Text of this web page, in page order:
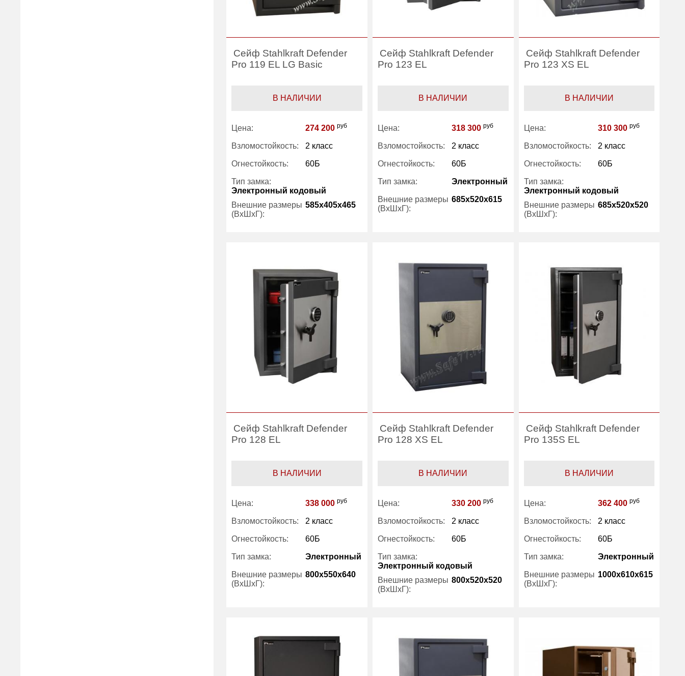
Сейф Stahlkraft Defender
Pro 119 EL LG Basic
В НАЛИЧИИ
Цена: 274 200 руб
Взломостойкость: 2 класс
Огнестойкость: 60Б
Тип замка:
Электронный кодовый
Внешние размеры
(ВхШхГ):
585x405x465
Производитель: Stahlkraft
Сейф Stahlkraft Defender
Pro 123 EL
В НАЛИЧИИ
Цена: 318 300 руб
Взломостойкость: 2 класс
Огнестойкость: 60Б
Тип замка: Электронный
Внешние размеры
(ВхШхГ):
685x520x615
Внутренний объем
Stahlkraft
Сейф Stahlkraft Defender
Pro 123 XS EL
В НАЛИЧИИ
Цена: 310 300 руб
Взломостойкость: 2 класс
Огнестойкость: 60Б
Тип замка:
Электронный кодовый
Внешние размеры
(ВхШхГ):
685x520x520
Внутренний объем
Производитель: Stahlkraft
Сейф Stahlkraft Defender
Pro 128 EL
В НАЛИЧИИ
Цена: 338 000 руб
Взломостойкость: 2 класс
Огнестойкость: 60Б
Тип замка: Электронный
Внешние размеры
(ВхШхГ):
800x550x640
Производитель:
Сейф Stahlkraft Defender
Pro 128 XS EL
В НАЛИЧИИ
Цена: 330 200 руб
Взломостойкость: 2 класс
Огнестойкость: 60Б
Тип замка:
Электронный кодовый
Внешние размеры
(ВхШхГ):
800x520x520
Вес (кг) : 250
Сейф Stahlkraft Defender
Pro 135S EL
В НАЛИЧИИ
Цена: 362 400 руб
Взломостойкость: 2 класс
Огнестойкость: 60Б
Тип замка: Электронный
Внешние размеры
(ВхШхГ):
1000x610x615
Внутренний объем
195
Производитель: Stahlkraft